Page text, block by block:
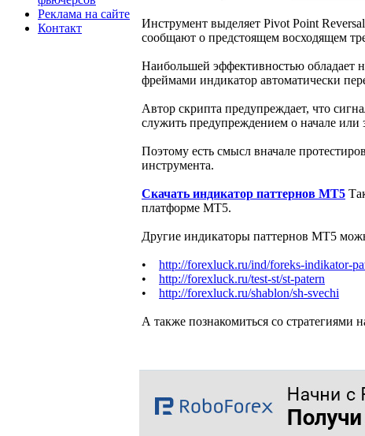
Реклама на сайте
Контакт
Инструмент выделяет Pivot Point
сообщают о предстоящем восходящем
Наибольшей эффективностью обладает
фреймами индикатор автоматически
Автор скрипта предупреждает, что
служить предупреждением о начале или
Поэтому есть смысл вначале
инструмента.
Скачать индикатор паттернов MT5
платформе MT5.
Другие индикаторы паттернов MT5
• http://forexluck.ru/ind/foreks-indikator-
• http://forexluck.ru/test-st/st-patern
• http://forexluck.ru/shablon/sh-svechi
А также познакомиться со стратегиями